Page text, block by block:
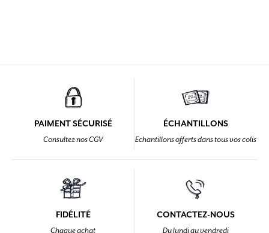
PAIMENT SÉCURISÉ
Consultez nos CGV
ÉCHANTILLONS
Echantillons offerts dans tous vos colis
FIDÉLITÉ
Chaque achat
CONTACTEZ-NOUS
Du lundi au vendredi